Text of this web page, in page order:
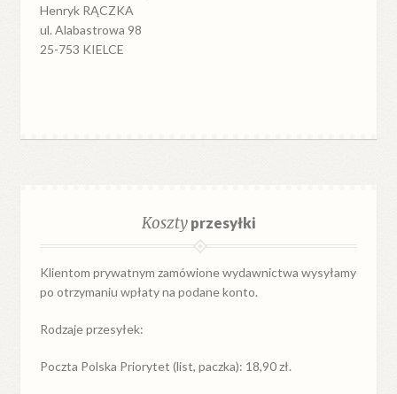
Henryk RĄCZKA
ul. Alabastrowa 98
25-753 KIELCE
Kosztyprzesyłki
Klientom prywatnym zamówione wydawnictwa wysyłamy
po otrzymaniu wpłaty na podane konto.
Rodzaje przesyłek:
Poczta Polska Priorytet (list, paczka): 18,90 zł.